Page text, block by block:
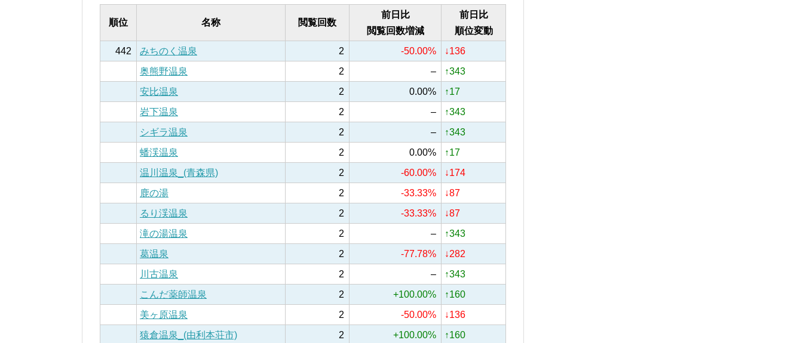
順位 名称 閲覧回数
前日比
閲覧回数増減
前日比
順位変動
442
みちのく温泉 2 -50.00%
↓136
奥熊野温泉
2 –
↑343
安比温泉
2 0.00%
↑17
岩下温泉
2 –
↑343
シギラ温泉
2 –
↑343
蟠渓温泉
2 0.00%
↑17
温川温泉_(青森県)
2 -60.00%
↓174
鹿の湯
2 -33.33%
↓87
るり渓温泉
2 -33.33%
↓87
滝の湯温泉
2 –
↑343
葛温泉
2 -77.78%
↓282
川古温泉
2 –
↑343
こんだ薬師温泉
2 +100.00%
↑160
美ヶ原温泉
2 -50.00%
↓136
猿倉温泉_(由利本荘市)
2 +100.00%
↑160